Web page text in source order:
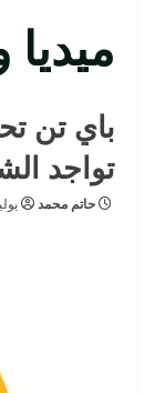
باي تن
تواجد
حاتم محمد يوليو